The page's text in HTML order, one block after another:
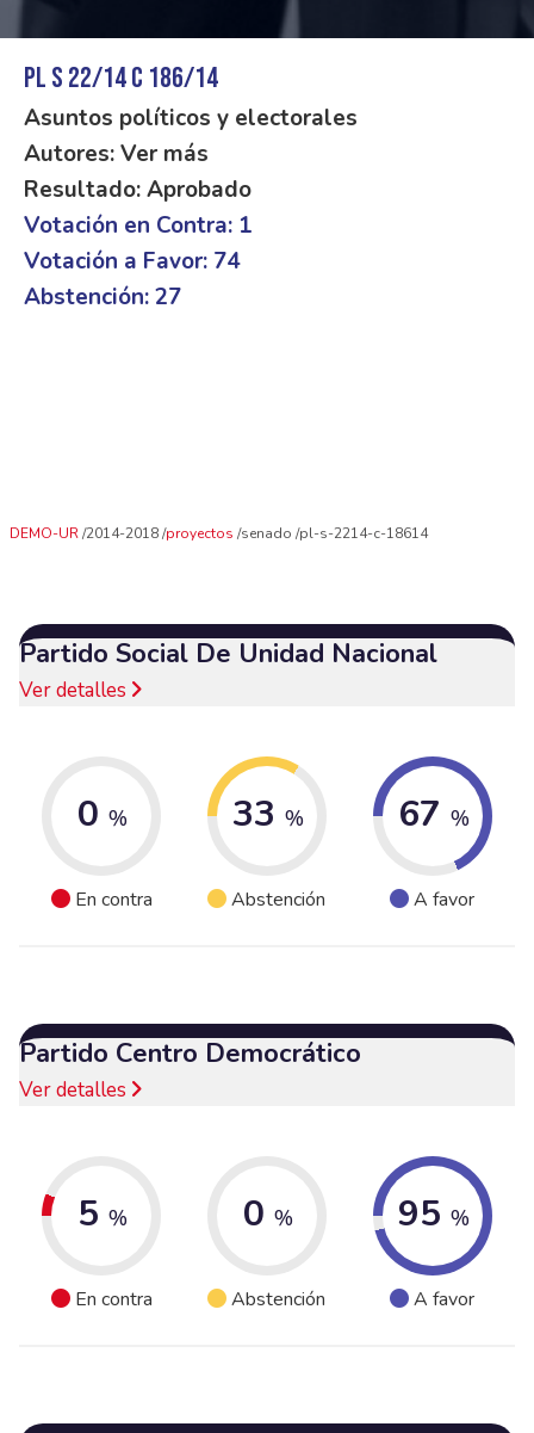
PL S 22/14 C 186/14
Asuntos políticos y electorales
Autores: Ver más
Resultado: Aprobado
Votación en Contra: 1
Votación a Favor: 74
Abstención: 27
DEMO-UR 2014-2018 proyectos senado pl-s-2214-c-18614
Partido Social De Unidad Nacional
Ver detalles
0 %
En contra
33 %
Abstención
67 %
A favor
Partido Centro Democrático
Ver detalles
5 %
En contra
0 %
Abstención
95 %
A favor